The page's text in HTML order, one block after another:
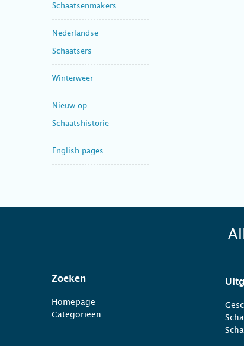
Schaatsenmakers
Nederlandse
Schaatsers
Winterweer
Nieuw op
Schaatshistorie
English pages
Zoeken
Homepage
Categorieën